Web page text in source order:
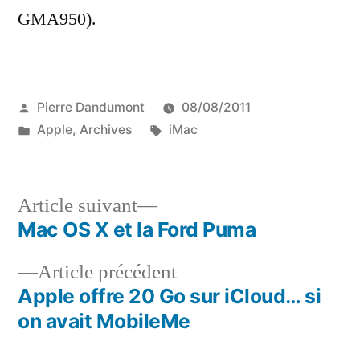
GMA950).
Publié
par
Pierre Dandumont
08/08/2011
Publié
Apple, Archives Étiquettes :
iMac
Navigation
de
l’article
Article précédentArticle
précédent :
Apple offre 20 Go sur iCloud… si
on avait MobileMe
Article suivant
Article
suivant :
Mac OS X et la Ford Puma